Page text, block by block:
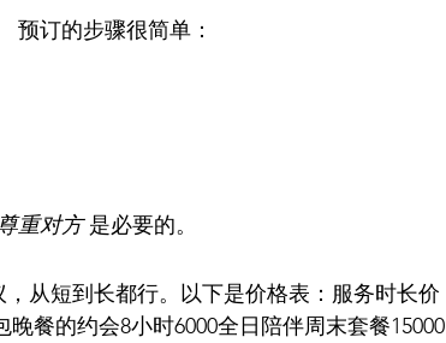
预订的步骤很简单：
重对方 是必要的。
从短到长都行。以下是价格表：服务时长价
餐的约会8小时6000全日陪伴周末套餐15000